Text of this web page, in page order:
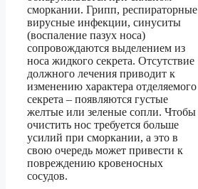
сморкании. Грипп, респираторные
вирусные инфекции, синуситы
(воспаление пазух носа)
сопровождаются выделением из
носа жидкого секрета. Отсутствие
должного лечения приводит к
изменению характера отделяемого
секрета – появляются густые
желтые или зеленые сопли. Чтобы
очистить нос требуется больше
усилий при сморкании, а это в
свою очередь может привести к
повреждению кровеносных
сосудов.